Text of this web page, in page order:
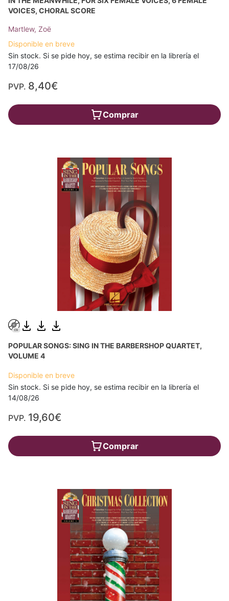
VOICES, CHORAL SCORE
Martlew, Zoë
Disponible en breve
Sin stock. Si se pide hoy, se estima recibir en la librería el
17/08/26
PVP. 8,40€
Comprar
POPULAR SONGS: SING IN THE BARBERSHOP QUARTET,
VOLUME 4
Disponible en breve
Sin stock. Si se pide hoy, se estima recibir en la librería el
14/08/26
PVP. 19,60€
Comprar